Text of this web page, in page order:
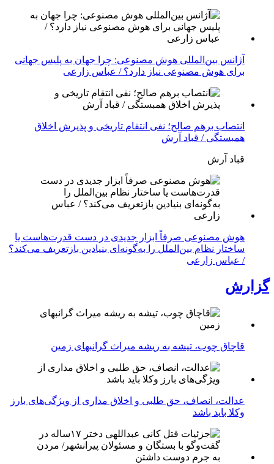
آژانس بین‌المللی هوش مصنوعی: چرا جهان به پلیس جهانی
برای هوش مصنوعی نیاز دارد؟ / عباس زارعی
انتصاب برهم صالح؛ نفی انتقام تاریخی و پذیرش اخلاق
همبستگی / قباد آرش
قباد آرش
هوش مصنوعی صرفاً ابزار جدیدی در دست قدرت‌هاست یا
ساختار نظام بین‌الملل را به‌گونه‌ای بنیادین بازتعریف می‌کند؟
/ عباس زارعی
گزارش
قاچاق چوب، تیشه به ریشه میراث گرانبهای زمین
عدالت، انصاف، حق طلبی و اخلاق مداری از ویژگی‌های بارز
وکلا باید باشد